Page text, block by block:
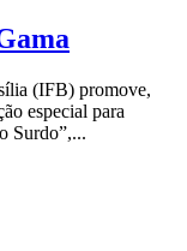
(IFB) promove,
especial para
Surdo”,...